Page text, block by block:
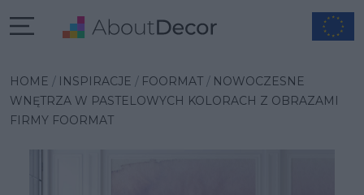
HOME INSPIRACJE FOORMAT
NOWOCZESNE
WNĘTRZA W PASTELOWYCH KOLORACH Z OBRAZAMI
FIRMY FOORMAT